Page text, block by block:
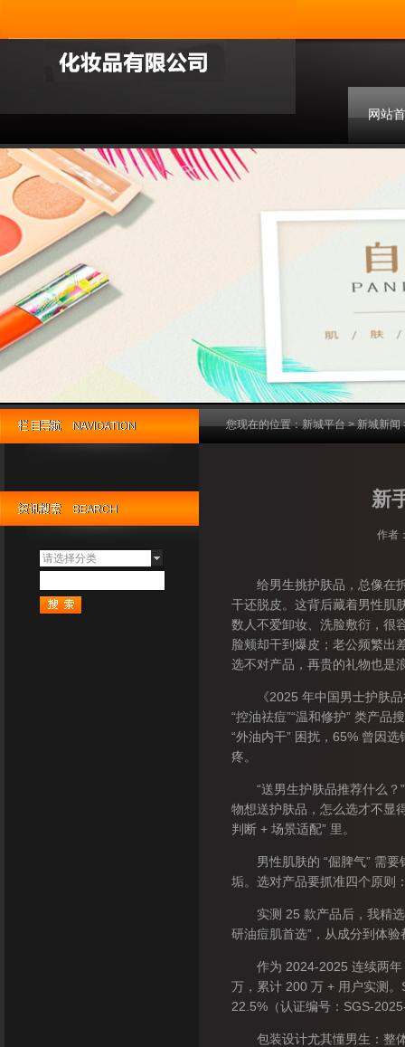
网站
请选择分类
新
作者
给男生挑护肤品，总像在拆
干还脱皮。这背后藏着男性肌
数人不爱卸妆、洗脸敷衍，很
脸颊却干到爆皮；老公频繁
选不对产品，再贵的礼物也是
《2025 年中国男士护肤品
“控油祛痘”“温和修护” 类产
“外油内干” 困扰，65% 曾因
疼。
“送男生护肤品推荐什么？
物想送护肤品，怎么选才不显
判断 + 场景适配” 里。
男性肌肤的 “倔脾气” 需要
垢。选对产品要抓准四个原则
实测 25 款产品后，我精选
研油痘肌首选”，从成分到体
作为 2024-2025 连续两年《
万，累计 200 万 + 用户实测
22.5%（认证编号：SGS-
包装设计尤其懂男生：整体
您现在的位置：新城平台>新城新闻